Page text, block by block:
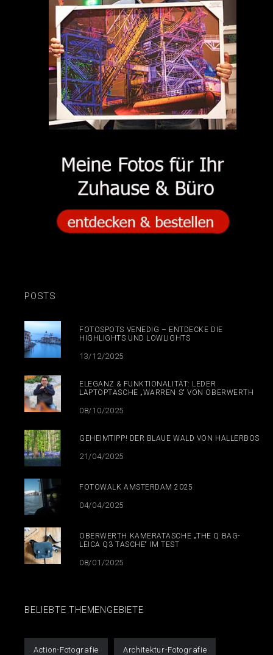
POSTS
FOTOSPOTS VENEDIG – ENTDECKE DIE
HIGHLIGHTS UND LOWLIGHTS
13/12/2025
ELEGANZ & FUNKTIONALITÄT: LEDER
LAPTOPTASCHE „WARREN S“ VON OBERWERTH
08/10/2025
GEHEIMTIPP! DER BLAUE WALD VON HALLERBOS
21/04/2025
FOTOWALK AMSTERDAM 2025
04/04/2025
OBERWERTH KAMERATASCHE „THE Q BAG-
LEICA Q3 TASCHE“ IM TEST
08/01/2025
BELIEBTE THEMENGEBIETE
Action-Fotografie Architektur-Fotografie